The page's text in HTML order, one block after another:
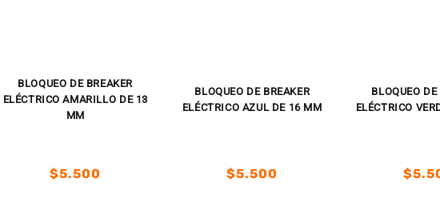
BLOQUEO DE BREAKER
ELÉCTRICO AMARILLO DE 13
MM
Precio
$5.500
BLOQUEO DE BREAKER
ELÉCTRICO AZUL DE 16 MM
Precio
$5.500
BLOQUEO DE
ELÉCTRICO